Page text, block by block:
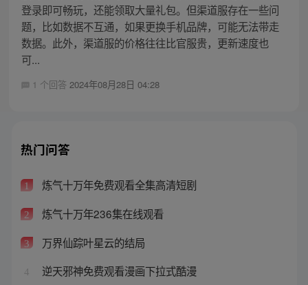
登录即可畅玩，还能领取大量礼包。但渠道服存在一些问
题，比如数据不互通，如果更换手机品牌，可能无法带走
数据。此外，渠道服的价格往往比官服贵，更新速度也
可...
1 个回答 2024年08月28日 04:28
热门问答
1 炼气十万年免费观看全集高清短剧
2 炼气十万年236集在线观看
3 万界仙踪叶星云的结局
4 逆天邪神免费观看漫画下拉式酷漫